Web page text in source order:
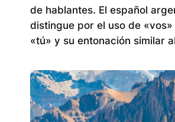
de hablantes. El español
distingue por el uso de
«tú» y su entonación similar